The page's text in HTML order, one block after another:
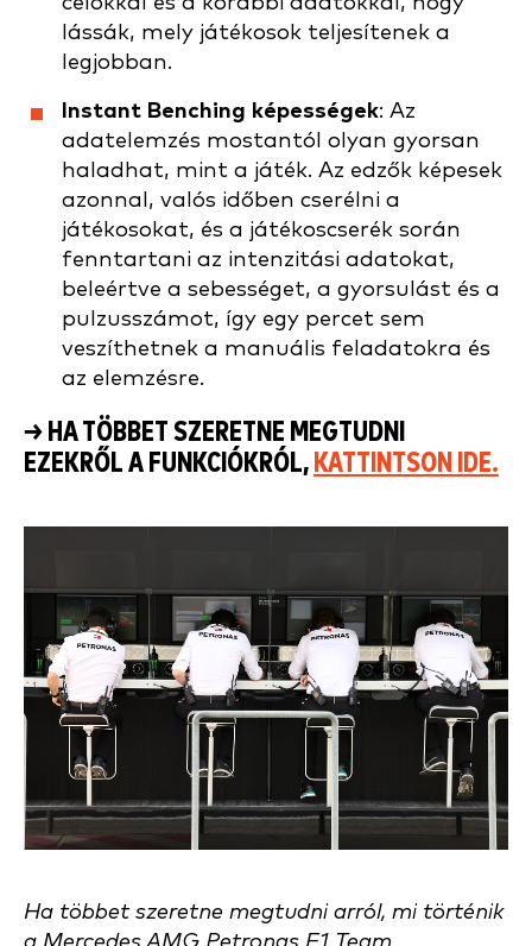
lássák, mely játékosok teljesítenek a
legjobban.
Instant Benching képességek: Az
adatelemzés mostantól olyan gyorsan
haladhat, mint a játék. Az edzők képesek
azonnal, valós időben cserélni a
játékosokat, és a játékoscserék során
fenntartani az intenzitási adatokat,
beleértve a sebességet, a gyorsulást és a
pulzusszámot, így egy percet sem
veszíthetnek a manuális feladatokra és
az elemzésre.
→ HA TÖBBET SZERETNE MEGTUDNI
EZEKRŐL A FUNKCIÓKRÓL, KATTINTSON IDE.
Ha többet szeretne megtudni arról, mi történik